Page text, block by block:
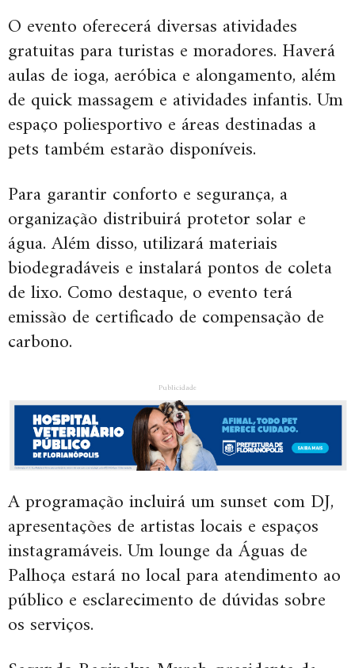
O evento oferecerá diversas atividades
gratuitas para turistas e moradores. Haverá
aulas de ioga, aeróbica e alongamento, além
de quick massagem e atividades infantis. Um
espaço poliesportivo e áreas destinadas a
pets também estarão disponíveis.
Para garantir conforto e segurança, a
organização distribuirá protetor solar e
água. Além disso, utilizará materiais
biodegradáveis e instalará pontos de coleta
de lixo. Como destaque, o evento terá
emissão de certificado de compensação de
carbono.
Publicidade
A programação incluirá um sunset com DJ,
apresentações de artistas locais e espaços
instagramáveis. Um lounge da Águas de
Palhoça estará no local para atendimento ao
público e esclarecimento de dúvidas sobre
os serviços.